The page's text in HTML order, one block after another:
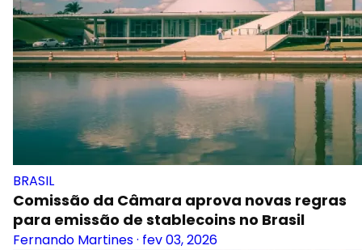
BRASIL
Comissão da Câmara aprova novas regras
para emissão de stablecoins no Brasil
Fernando Martines· fev 03, 2026